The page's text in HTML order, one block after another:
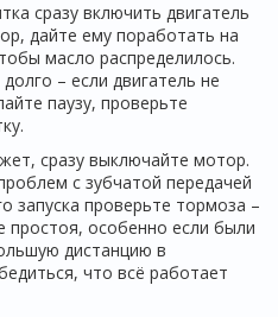
сразу включить двигатель
дайте ему поработать на
масло распределилось.
– если двигатель не
паузу, проверьте
сразу выключайте мотор.
с зубчатой передачей
запуска проверьте тормоза –
простоя, особенно если были
дистанцию в
что всё работает